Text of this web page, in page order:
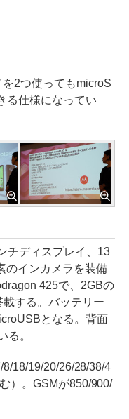
2つ使ってもmicroS
る仕様になってい
チディスプレイ、13
のインカメラを装備
425で、2GBの
する。バッテリー
となる。背面
る。
18/19/20/26/28/38/4
）。GSMが850/900/